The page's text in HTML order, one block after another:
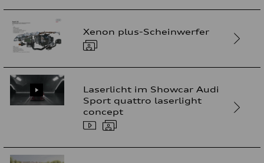
Xenon plus-Scheinwerfer
Laserlicht im Showcar Audi
Sport quattro laserlight
concept